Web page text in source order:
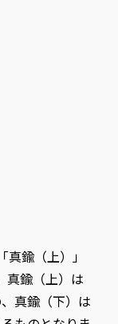
鍮（上）」
真鍮（上）は
真鍮（下）は